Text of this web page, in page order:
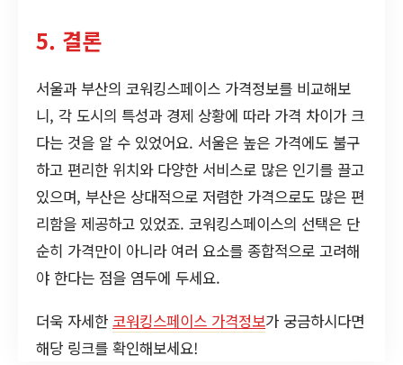
5. 결론
서울과 부산의 코워킹스페이스 가격정보를 비교해보
니, 각 도시의 특성과 경제 상황에 따라 가격 차이가 크
다는 것을 알 수 있었어요. 서울은 높은 가격에도 불구
하고 편리한 위치와 다양한 서비스로 많은 인기를 끌고
있으며, 부산은 상대적으로 저렴한 가격으로도 많은 편
리함을 제공하고 있었죠. 코워킹스페이스의 선택은 단
순히 가격만이 아니라 여러 요소를 종합적으로 고려해
야 한다는 점을 염두에 두세요.
더욱 자세한 코워킹스페이스 가격정보가 궁금하시다면
해당 링크를 확인해보세요!